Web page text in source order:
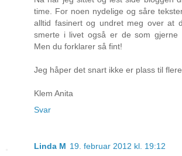
time. For noen nydelige og såre
alltid fasinert og undret meg over at
smerte i livet også er de som gjerne
Men du forklarer så fint!
Jeg håper det snart ikke er plass til
Klem Anita
Svar
Linda M 19. februar 2012 kl. 19:12